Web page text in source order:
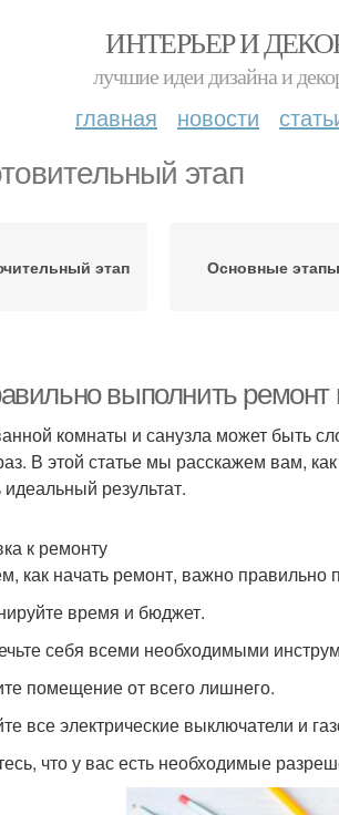
ИНТЕРЬЕР И
лучшие идеи дизайна и
главная новости
этап
этап Основные этапы
выполнить
комнаты и санузла может быть
В этой статье мы расскажем вам,
идеальный результат.
к ремонту
как начать ремонт, важно правильно
время и бюджет.
себя всеми необходимыми
помещение от всего лишнего.
все электрические выключатели и
что у вас есть необходимые